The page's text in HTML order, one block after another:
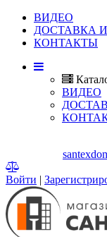
ВИДЕО
ДОСТАВКА
КОНТАКТЫ
ВИДЕО
Войти |